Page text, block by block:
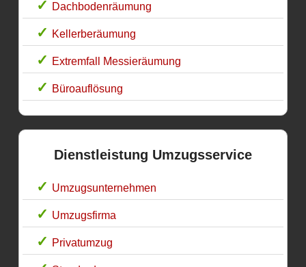
Dachbodenräumung
Kellerberäumung
Extremfall Messieräumung
Büroauflösung
Dienstleistung Umzugsservice
Umzugsunternehmen
Umzugsfirma
Privatumzug